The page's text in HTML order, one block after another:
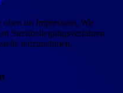
im Impressum. Wir
Streitbeilegungs­verfahren
teilzunehmen.